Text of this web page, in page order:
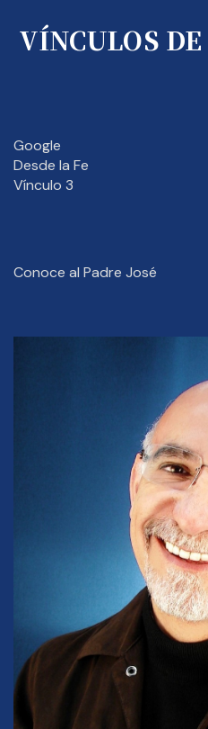
VÍNCULOS
Google
Desde la Fe
Vínculo 3
Conoce al Padre José